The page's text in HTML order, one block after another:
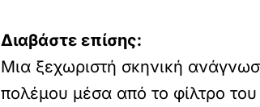
Διαβάστε επίσης:
Μια ξεχωριστή σκηνική
πολέμου μέσα από το φίλτρο